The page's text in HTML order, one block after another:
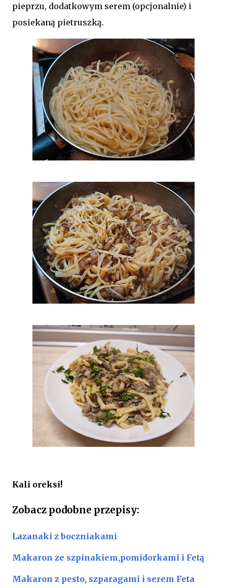
pieprzu, dodatkowym serem (opcjonalnie) i
posiekaną pietruszką.
Kali oreksi!
Zobacz podobne przepisy:
Lazanaki z boczniakami
Makaron ze szpinakiem,pomidorkami i Fetą
Makaron z pesto, szparagami i serem Feta